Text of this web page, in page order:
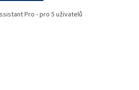
Pro - pro 5 uživatelů